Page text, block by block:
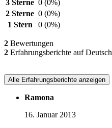
3 Sterne 0 (0%)
2 Sterne 0 (0%)
1 Stern
0 (0%)
2 Bewertungen
2 Erfahrungsberichte auf Deutsch
Alle Erfahrungsberichte anzeigen
Ramona
16. Januar 2013